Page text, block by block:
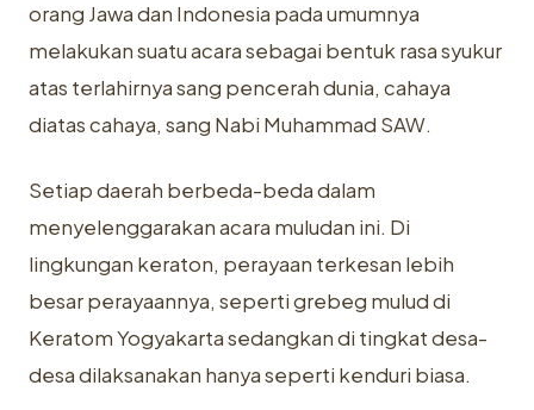
orang Jawa dan Indonesia pada umumnya
melakukan suatu acara sebagai bentuk rasa syukur
atas terlahirnya sang pencerah dunia, cahaya
diatas cahaya, sang Nabi Muhammad SAW.
Setiap daerah berbeda-beda dalam
menyelenggarakan acara muludan ini. Di
lingkungan keraton, perayaan terkesan lebih
besar perayaannya, seperti grebeg mulud di
Keratom Yogyakarta sedangkan di tingkat desa-
desa dilaksanakan hanya seperti kenduri biasa.